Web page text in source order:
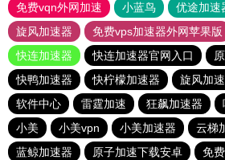
免费vqn外网加速
小蓝鸟 优途加速
旋风加速器
免费vps加速器外网苹果版
快连加速器
快连加速器官网入口
快鸭加速器
快柠檬加速器 旋风加
软件中心
雷霆加速 狂飙加速器
小美
小美vpn 小美加速器 云梯
蓝鲸加速器
原子加速下载安卓
免